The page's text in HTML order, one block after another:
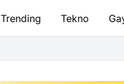
Trending Tekno
Menuju HUT ke-8